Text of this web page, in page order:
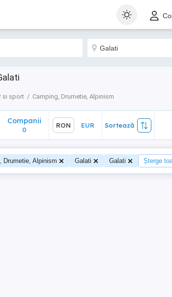
si sport Camping, Drumetie, Alpinism
Sortează
Companii
0
RON EUR Sortează
Drumetie, Alpinism Galati Galati Șterge